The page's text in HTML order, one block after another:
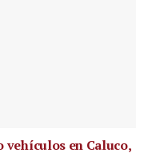
vehículos en Caluco,